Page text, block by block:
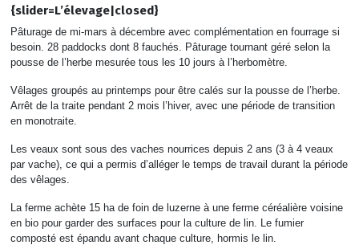
{slider=L’élevage|closed}
Pâturage de mi-mars à décembre avec complémentation en fourrage si
besoin. 28 paddocks dont 8 fauchés. Pâturage tournant géré selon la
pousse de l’herbe mesurée tous les 10 jours à l’herbomètre.
Vêlages groupés au printemps pour être calés sur la pousse de l’herbe.
Arrêt de la traite pendant 2 mois l’hiver, avec une période de transition
en monotraite.
Les veaux sont sous des vaches nourrices depuis 2 ans (3 à 4 veaux
par vache), ce qui a permis d’alléger le temps de travail durant la période
des vêlages.
La ferme achète 15 ha de foin de luzerne à une ferme céréalière voisine
en bio pour garder des surfaces pour la culture de lin. Le fumier
composté est épandu avant chaque culture, hormis le lin.